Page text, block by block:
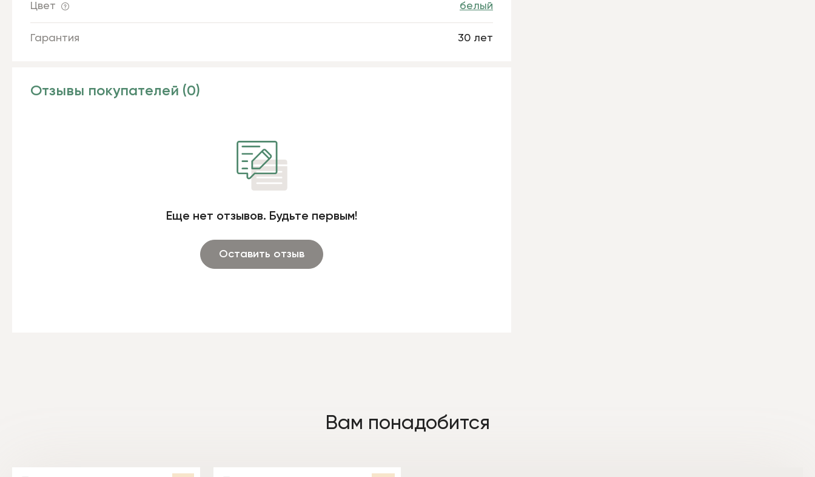
Цвет белый
Гарантия 30 лет
Отзывы покупателей (0)
Еще нет отзывов. Будьте первым!
Оставить отзыв
Вам понадобится